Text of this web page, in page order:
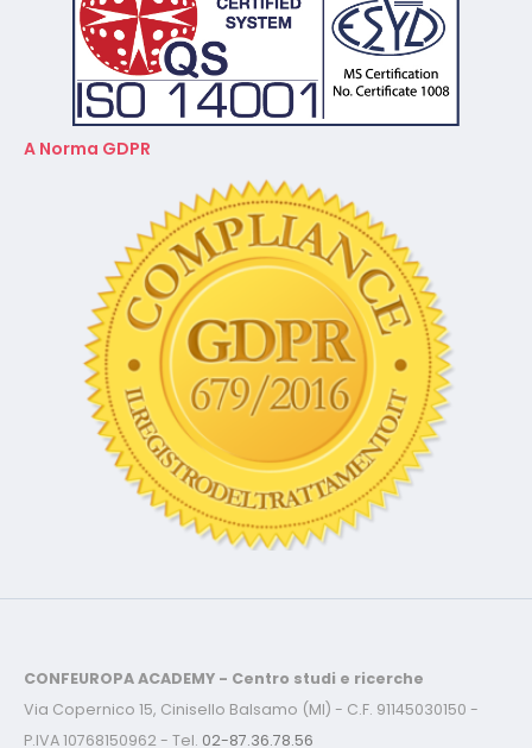
A Norma GDPR
CONFEUROPA ACADEMY - Centro studi e ricerche
Via Copernico 15, Cinisello Balsamo (MI) - C.F. 91145030150 -
P.IVA 10768150962 - Tel. 02-87.36.78.56